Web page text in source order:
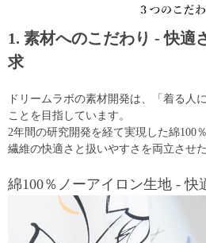
1. 素材へのこだわり - 快適
求
ドリームラボの素材開発は、「着る人
ことを目指しています。
2年間の研究開発を経て実現した綿100
繊維の快適さと扱いやすさを両立させ
綿100％ノーアイロン生地 - 快